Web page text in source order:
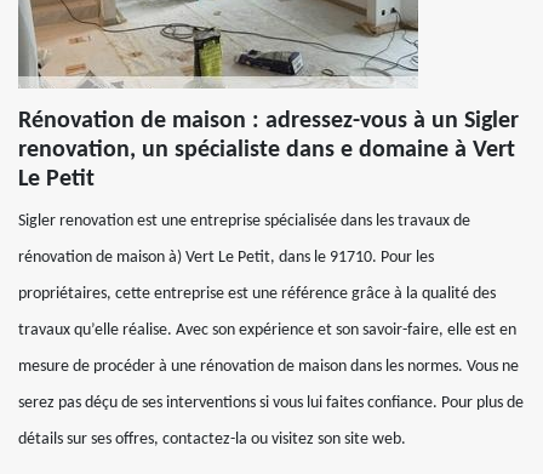
Rénovation de maison : adressez-vous à un Sigler
renovation, un spécialiste dans e domaine à Vert
Le Petit
Sigler renovation est une entreprise spécialisée dans les travaux de
rénovation de maison à) Vert Le Petit, dans le 91710. Pour les
propriétaires, cette entreprise est une référence grâce à la qualité des
travaux qu’elle réalise. Avec son expérience et son savoir-faire, elle est en
mesure de procéder à une rénovation de maison dans les normes. Vous ne
serez pas déçu de ses interventions si vous lui faites confiance. Pour plus de
détails sur ses offres, contactez-la ou visitez son site web.